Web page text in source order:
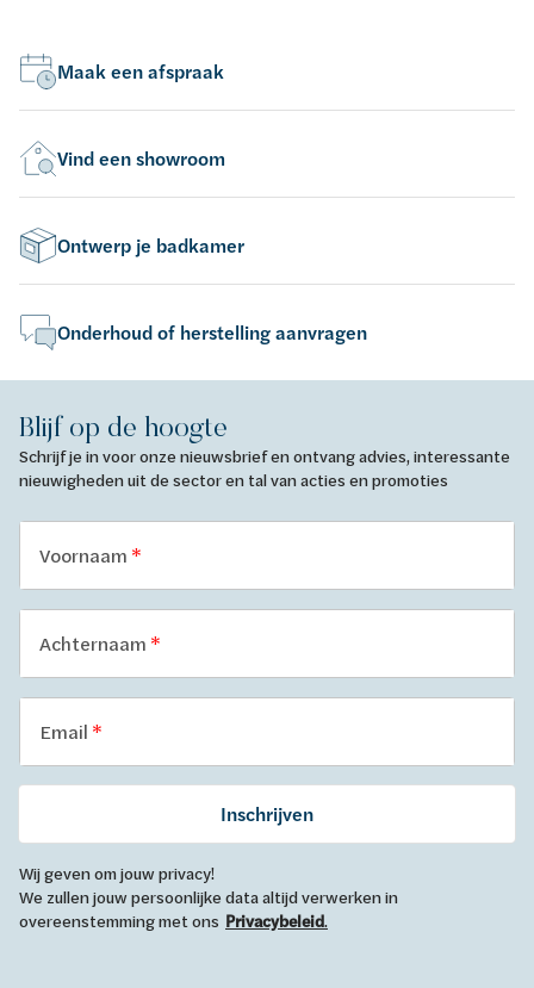
Maak een afspraak
Vind een showroom
Ontwerp je badkamer
Onderhoud of herstelling aanvragen
Blijf op de hoogte
Schrijf je in voor onze nieuwsbrief en ontvang advies, interessante
nieuwigheden uit de sector en tal van acties en promoties
Voornaam
Achternaam
Email
Inschrijven
Wij geven om jouw privacy!
We zullen jouw persoonlijke data altijd verwerken in
overeenstemming met ons Privacybeleid.